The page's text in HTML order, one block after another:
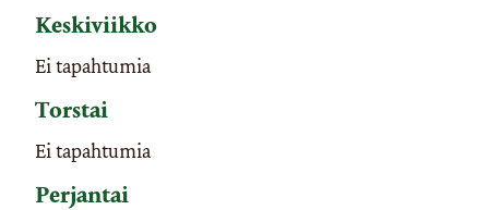
Keskiviikko
Ei tapahtumia
Torstai
Ei tapahtumia
Perjantai